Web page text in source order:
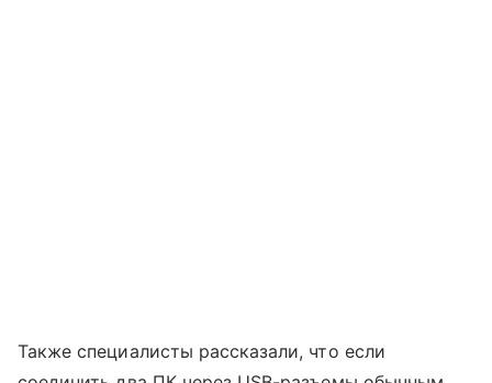
Также специалисты рассказали, что если